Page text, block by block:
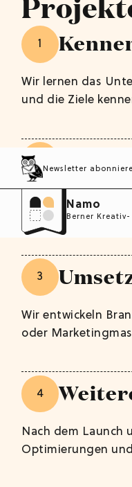
Newsletter
Namo
Berner
1
Wir lernen das
und die Ziele
Gemeinsam
und die nächsten
3
Wir entwickeln
oder
4
Nach dem Launch
Optimierungen